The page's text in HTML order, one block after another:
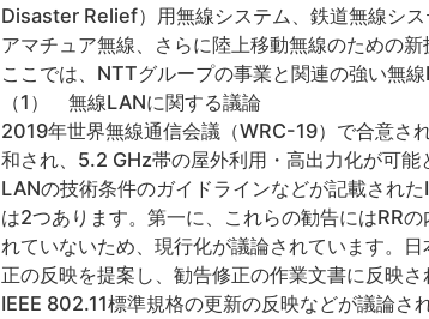
Disaster Relief）用無線システム、鉄道無線シ
アマチュア無線、さらに陸上移動無線のための
ここでは、NTTグループの事業と関連の強い無
（1） 無線LANに関する議論
2019年世界無線通信会議（WRC-19）で合意
和され、5.2 GHz帯の屋外利用・高出力化が可
LANの技術条件のガイドラインなどが記載され
は2つあります。第一に、これらの勧告にはRR
れていないため、現行化が議論されています。
正の反映を提案し、勧告修正の作業文書に反映
IEEE 802.11標準規格の更新の反映などが議論